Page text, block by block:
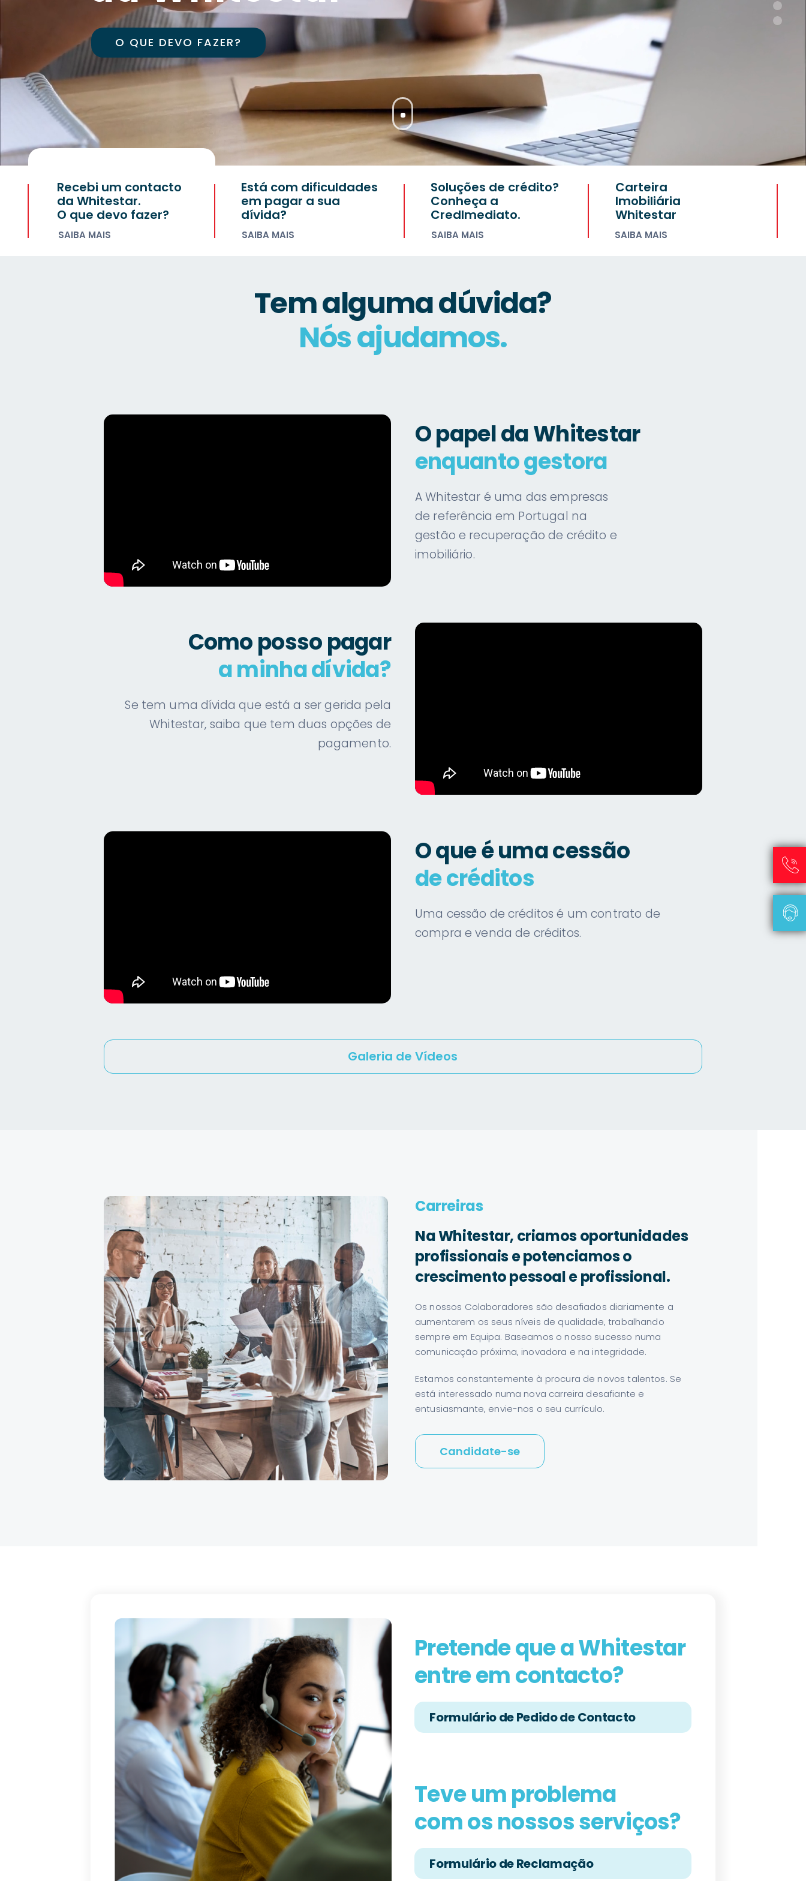
FALE CONNOSCO
SAIBA MAIS
Soluções de crédito?
Conheça a
CredImediato.
Está com dificuldades
em pagar a sua
dívida?
Recebi um contacto
da Whitestar.
O que devo fazer?
SAIBA MAIS
Carteira
Imobiliária
Whitestar
SAIBA MAIS
SAIBA MAIS
Tem alguma dúvida?
Nós ajudamos.
O papel da Whitestar
enquanto gestora
A Whitestar é uma das empresas
de referência em Portugal na
gestão e recuperação de crédito e
imobiliário.
Como posso pagar
a minha dívida?
Se tem uma dívida que está a ser gerida pela
Whitestar, saiba que tem duas opções de
pagamento.
O que é uma cessão
de créditos
Uma cessão de créditos é um contrato de
compra e venda de créditos.
Galeria de Vídeos
Carreiras
Na Whitestar, criamos oportunidades
profissionais e potenciamos o
crescimento pessoal e profissional.
Os nossos Colaboradores são desafiados diariamente a
aumentarem os seus níveis de qualidade, trabalhando
sempre em Equipa. Baseamos o nosso sucesso numa
comunicação próxima, inovadora e na integridade.
Estamos constantemente à procura de novos talentos. Se
está interessado numa nova carreira desafiante e
entusiasmante, envie-nos o seu currículo.
Candidate-se
Pretende que a Whitestar
entre em contacto?
Formulário de Pedido de Contacto
Teve um problema
com os nossos serviços?
Formulário de Reclamação